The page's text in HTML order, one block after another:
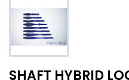
SHAFT HYBRID